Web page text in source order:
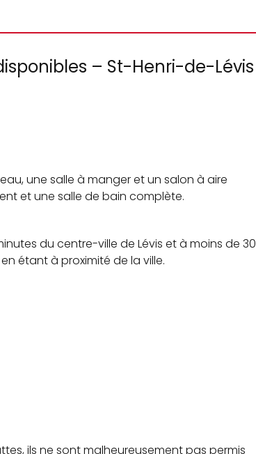
– St-Henri-de-Lévis
une salle à manger et un salon à aire
et une salle de bain complète.
du centre-ville de Lévis et à moins de 30
étant à proximité de la ville.
ils ne sont malheureusement pas permis